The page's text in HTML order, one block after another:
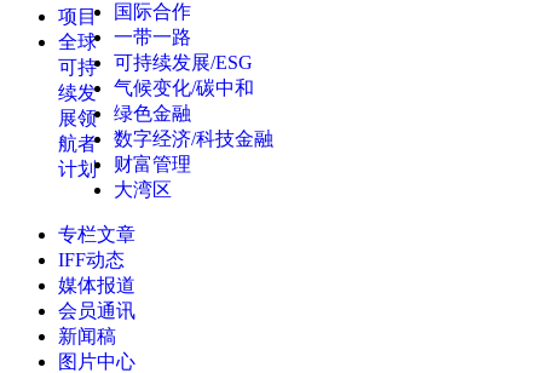
项目
全球
可持
续发
展领
航者
计划
国际合作
一带一路
可持续发展/ESG
气候变化/碳中和
绿色金融
数字经济/科技金融
财富管理
大湾区
专栏文章
IFF动态
媒体报道
会员通讯
新闻稿
图片中心